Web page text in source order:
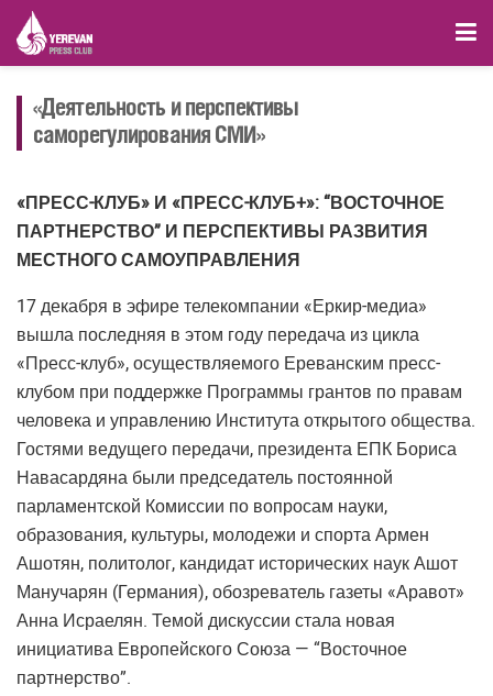
«Деятельность и перспективы
саморегулирования СМИ»
«ПРЕСС-КЛУБ» И «ПРЕСС-КЛУБ+»: “ВОСТОЧНОЕ
ПАРТНЕРСТВО” И ПЕРСПЕКТИВЫ РАЗВИТИЯ
МЕСТНОГО САМОУПРАВЛЕНИЯ
17 декабря в эфире телекомпании «Еркир-медиа»
вышла последняя в этом году передача из цикла
«Пресс-клуб», осуществляемого Ереванским пресс-
клубом при поддержке Программы грантов по правам
человека и управлению Института открытого общества.
Гостями ведущего передачи, президента ЕПК Бориса
Навасардяна были председатель постоянной
парламентской Комиссии по вопросам науки,
образования, культуры, молодежи и спорта Армен
Ашотян, политолог, кандидат исторических наук Ашот
Манучарян (Германия), обозреватель газеты «Аравот»
Анна Исраелян. Темой дискуссии стала новая
инициатива Европейского Союза — “Восточное
партнерство”.